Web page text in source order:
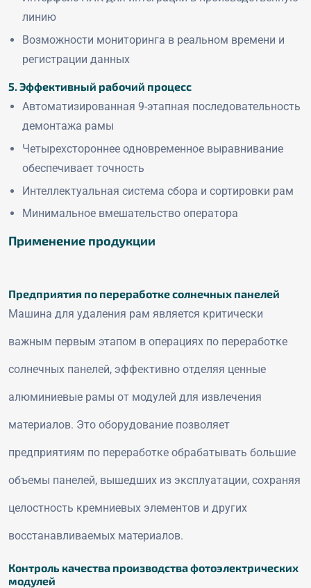
линию
Возможности мониторинга в реальном времени и
регистрации данных
5. Эффективный рабочий процесс
Автоматизированная 9-этапная последовательность
демонтажа рамы
Четырехстороннее одновременное выравнивание
обеспечивает точность
Интеллектуальная система сбора и сортировки рам
Минимальное вмешательство оператора
Применение продукции
Предприятия по переработке солнечных панелей
Машина для удаления рам является критически
важным первым этапом в операциях по переработке
солнечных панелей, эффективно отделяя ценные
алюминиевые рамы от модулей для извлечения
материалов. Это оборудование позволяет
предприятиям по переработке обрабатывать большие
объемы панелей, вышедших из эксплуатации, сохраняя
целостность кремниевых элементов и других
восстанавливаемых материалов.
Контроль качества производства фотоэлектрических
модулей